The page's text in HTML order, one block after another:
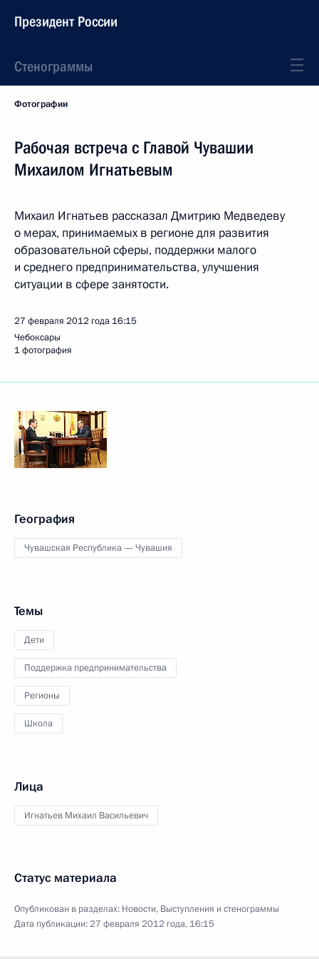
Президент России
Стенограммы
Фотографии
Рабочая встреча с Главой Чувашии
Михаилом Игнатьевым
Михаил Игнатьев рассказал Дмитрию Медведеву
о мерах, принимаемых в регионе для развития
образовательной сферы, поддержки малого
и среднего предпринимательства, улучшения
ситуации в сфере занятости.
27 февраля 2012 года 16:15
Чебоксары
1 фотография
География
Чувашская Республика — Чувашия
Темы
Дети
Поддержка предпринимательства
Регионы
Школа
Лица
Игнатьев Михаил Васильевич
Статус материала
Опубликован в разделах: Новости, Выступления и стенограммы
Дата публикации:27 февраля 2012 года, 16:15